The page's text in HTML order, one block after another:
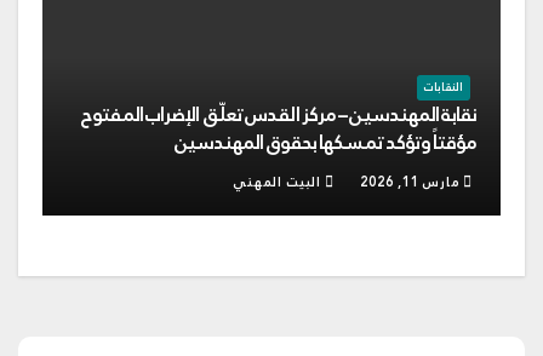
النقابات
نقابة المهندسين – مركز القدس تعلّق الإضراب المفتوح
مؤقتاً وتؤكد تمسكها بحقوق المهندسين
مارس 11, 2026 البيت المهني